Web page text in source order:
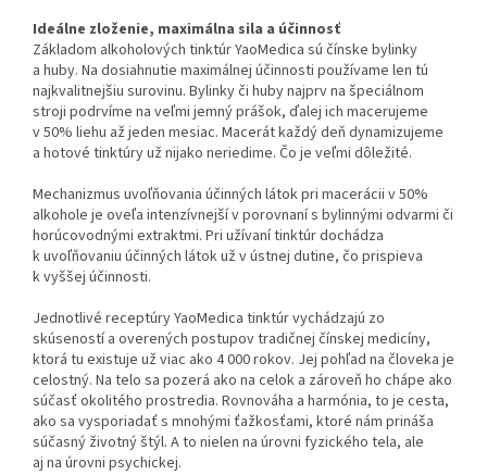
Ideálne zloženie, maximálna sila a účinnosť
Základom alkoholových tinktúr YaoMedica sú čínske bylinky
a huby. Na dosiahnutie maximálnej účinnosti používame len tú
najkvalitnejšiu surovinu. Bylinky či huby najprv na špeciálnom
stroji podrvíme na veľmi jemný prášok, ďalej ich macerujeme
v 50% liehu až jeden mesiac. Macerát každý deň dynamizujeme
a hotové tinktúry už nijako neriedime. Čo je veľmi dôležité.
Mechanizmus uvoľňovania účinných látok pri macerácii v 50%
alkohole je oveľa intenzívnejší v porovnaní s bylinnými odvarmi či
horúcovodnými extraktmi. Pri užívaní tinktúr dochádza
k uvoľňovaniu účinných látok už v ústnej dutine, čo prispieva
k vyššej účinnosti.
Jednotlivé receptúry YaoMedica tinktúr vychádzajú zo
skúseností a overených postupov tradičnej čínskej medicíny,
ktorá tu existuje už viac ako 4 000 rokov. Jej pohľad na človeka je
celostný. Na telo sa pozerá ako na celok a zároveň ho chápe ako
súčasť okolitého prostredia. Rovnováha a harmónia, to je cesta,
ako sa vysporiadať s mnohými ťažkosťami, ktoré nám prináša
súčasný životný štýl. A to nielen na úrovni fyzického tela, ale
aj na úrovni psychickej.